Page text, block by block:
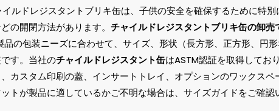
イルドレジスタントブリキ缶は、子供の安全を確保するために特
の開閉方法があります。 チャイルドレジスタントブリキ缶の卸売
の包装ニーズに合わせて、サイズ、形状（長方形、正方形、円
す。当社のチャイルドレジスタント缶はASTM認証を取得してお
カスタム印刷の蓋、インサートトレイ、オプションのワックス
トが製品に適しているかご不明な場合は、サイズガイドをご確認